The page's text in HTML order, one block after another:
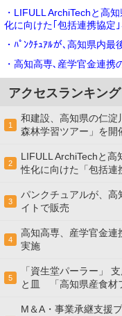
・LIFULL ArchiTechと高
化に向けた｢包括連携協定
・ﾊﾟﾝｸﾁｭｱﾙが､高知県内
・高知高専､産学官金連
アクセスランキング
1
和建設、高知県の仁淀
森林学習ツアー」を開
2
LIFULL ArchiTechと
性化に向けた「包括連
3
パンクチュアルが、高
イトで販売
4
高知高専、産学官金連
実施
5
「資生堂パーラー」
と皿 「高知県産食材
M＆A・事業承継支援